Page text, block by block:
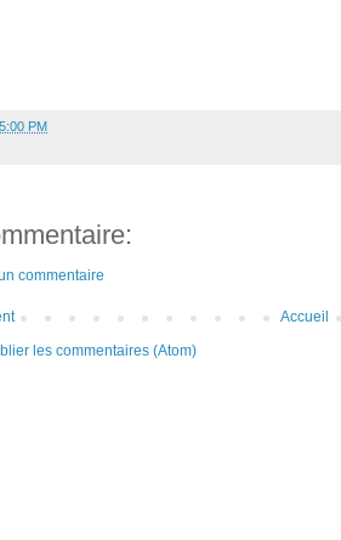
PM
commentaire
Accueil
les commentaires (Atom)